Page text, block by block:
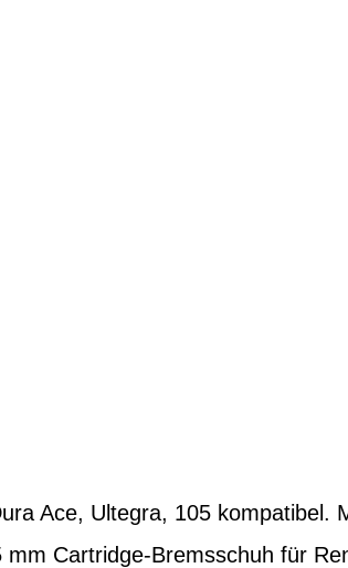
Ace, Ultegra, 105 kompatibel.
mm Cartridge-Bremsschuh für